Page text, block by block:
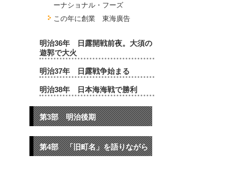
ーナショナル・フーズ
この年に創業 東海廣告
明治36年 日露開戦前夜。大須の
遊郭で大火
明治37年 日露戦争始まる
明治38年 日本海海戦で勝利
第3部 明治後期
第4部 「旧町名」を語りながら